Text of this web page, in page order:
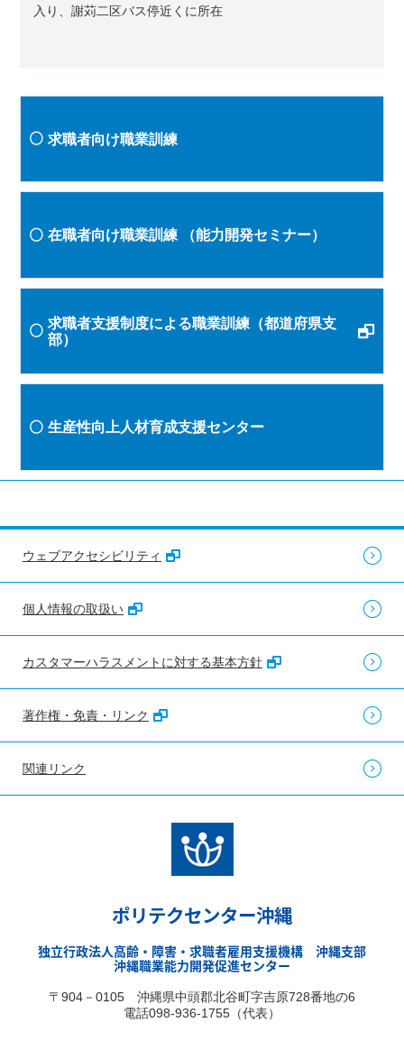
入り、謝苅二区バス停近くに所在
求職者向け職業訓練
在職者向け職業訓練 （能力開発セミナー）
求職者支援制度による職業訓練（都道府県支
部）
生産性向上人材育成支援センター
ウェブアクセシビリティ
個人情報の取扱い
カスタマーハラスメントに対する基本方針
著作権・免責・リンク
関連リンク
ポリテクセンター沖縄
独立行政法人高齢・障害・求職者雇用支援機構 沖縄支部
沖縄職業能力開発促進センター
〒904－0105 沖縄県中頭郡北谷町字吉原728番地の6
電話098-936-1755（代表）